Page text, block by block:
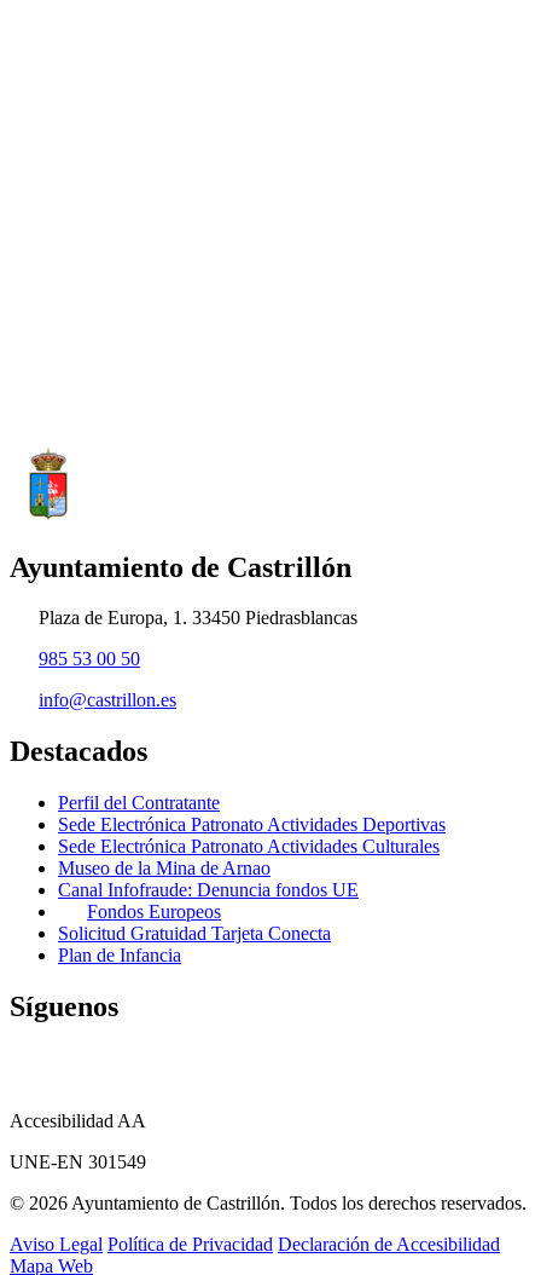
Ayuntamiento de Castrillón
Plaza de Europa, 1. 33450 Piedrasblancas
985 53 00 50
info@castrillon.es
Destacados
Perfil del Contratante
Sede Electrónica Patronato Actividades Deportivas
Sede Electrónica Patronato Actividades Culturales
Museo de la Mina de Arnao
Canal Infofraude: Denuncia fondos UE
Fondos Europeos
Solicitud Gratuidad Tarjeta Conecta
Plan de Infancia
Síguenos
Accesibilidad AA
UNE-EN 301549
© 2026 Ayuntamiento de Castrillón. Todos los derechos reservados.
Aviso Legal Política de Privacidad Declaración de Accesibilidad
Mapa Web